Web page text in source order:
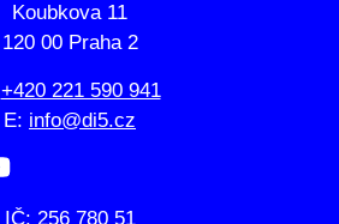
Koubkova 11
120 00 Praha 2
+420 221 590 941
E: info@di5.cz
IČ: 256 780 51